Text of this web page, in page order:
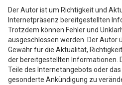
Der Autor ist um Richtigkeit und
Internetpräsenz bereitgestellten
Trotzdem können Fehler und
ausgeschlossen werden. Der Autor
Gewähr für die Aktualität,
der bereitgestellten Informationen.
Teile des Internetangebots oder
gesonderte Ankündigung zu